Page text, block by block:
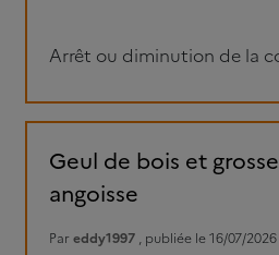
Arrêt ou diminution de la
Geul de bois et
angoisse
Par eddy1997 , publiée le 16/07/2026